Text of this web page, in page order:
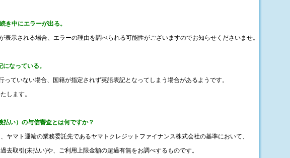
き中にエラーが出る。
表示される場合、エラーの理由を調べられる可能性がございますのでお知らせくださいませ。
なっている。
っていない場合、国籍が指定されず英語表記となってしまう場合があるようです。
します。
払い）の与信審査とは何ですか？
ヤマト運輸の業務委託先であるヤマトクレジットファイナンス株式会社の基準において、
去取引(未払い)や、ご利用上限金額の超過有無をお調べするものです。